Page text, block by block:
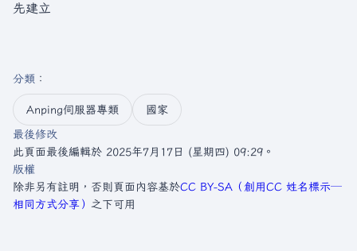
先建立
分類 ：​
Anping伺服器專類
國家
最後修改
此頁面最後編輯於 2025年7月17日 (星期四) 09:29。
版權
除非另有註明，否則頁面內容基於CC BY-SA（創用CC 姓名標示─
相同方式分享） 之下可用